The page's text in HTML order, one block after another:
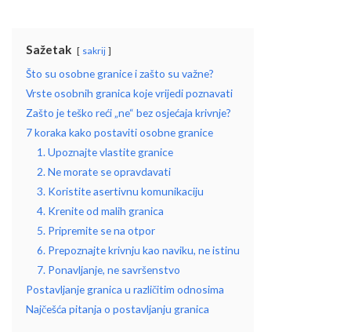
Sažetak sakrij
Što su osobne granice i zašto su važne?
Vrste osobnih granica koje vrijedi poznavati
Zašto je teško reći „ne“ bez osjećaja krivnje?
7 koraka kako postaviti osobne granice
1. Upoznajte vlastite granice
2. Ne morate se opravdavati
3. Koristite asertivnu komunikaciju
4. Krenite od malih granica
5. Pripremite se na otpor
6. Prepoznajte krivnju kao naviku, ne istinu
7. Ponavljanje, ne savršenstvo
Postavljanje granica u različitim odnosima
Najčešća pitanja o postavljanju granica